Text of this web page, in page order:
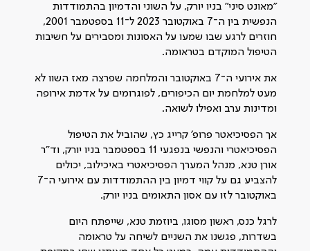
"מאונט סיני" בניו יורק, על השוני והדמיון בהתמודדות
הנפשית בין ה־7 באוקטובר 2023 ל־11 בספטמבר 2001,
חוזרים לרגע שבו שמעו על האסונות ומסבירים על חשיבות
הטיפול המוקדם בטראומה.
את אירועי ה־7 באוקטובר והמלחמה שפרצה מאז השוו לא
מעט למלחמת יום הכיפורים, לפוגרומים על אדמת אירופה
ומדינות ערב ואפילו לשואה.
אך הפסיכיאטר פרופ׳ קרייג כץ, שהוביל את הטיפול
הפסיכיאטרי והנפשי בנפגעי 11 בספטמבר בניו יורק, וד"ר
אורן טנא, מנהל המערך הפסיכיאטרי באיכילוב, יכולים
להצביע גם על קווי דמיון בין ההתמודדות עם אירועי ה־7
באוקטובר לזו עם אסון התאומים בניו יורק.
לרגל כנס, ראשון מסוגו, ביוזמת טנא, שייפתח היום
בשדרות, פגשנו את השניים לשיחה על טראומה